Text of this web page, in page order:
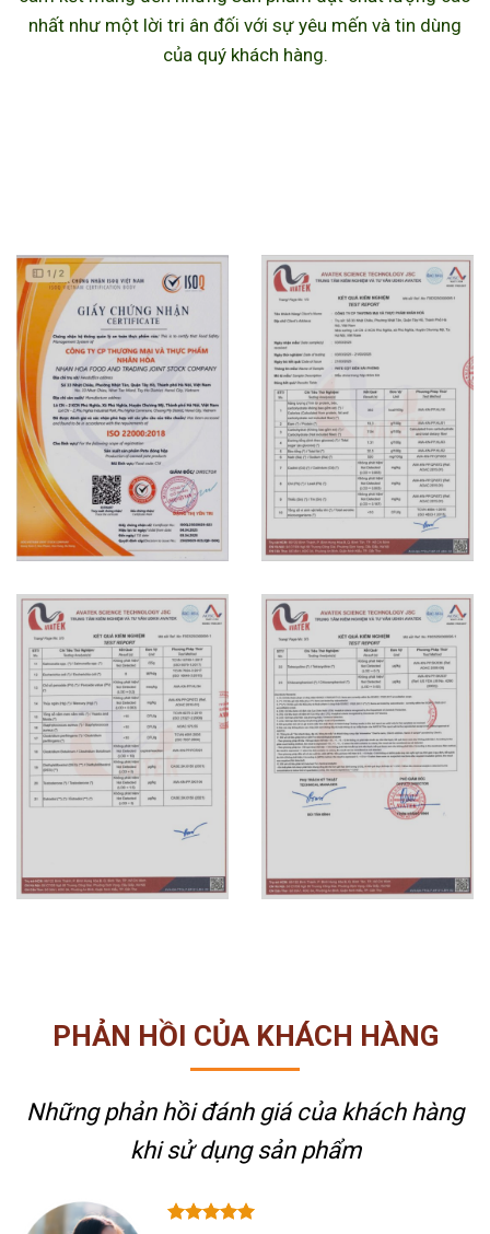
nhất như một lời tri ân đối với sự yêu mến và tin dùng
của quý khách hàng.
PHẢN HỒI CỦA KHÁCH HÀNG
Những phản hồi đánh giá của khách hàng
khi sử dụng sản phẩm